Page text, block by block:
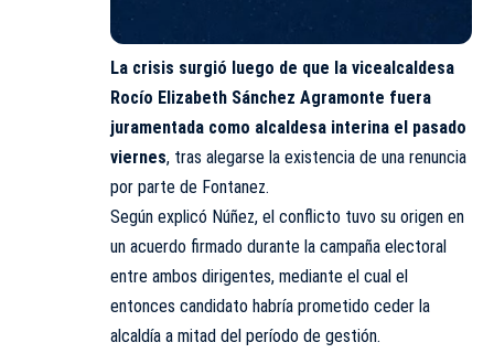
La crisis surgió luego de que la vicealcaldesa
Rocío Elizabeth Sánchez Agramonte fuera
juramentada como alcaldesa interina el pasado
viernes, tras alegarse la existencia de una renuncia
por parte de Fontanez.
Según explicó Núñez, el conflicto tuvo su origen en
un acuerdo firmado durante la campaña electoral
entre ambos dirigentes, mediante el cual el
entonces candidato habría prometido ceder la
alcaldía a mitad del período de gestión.